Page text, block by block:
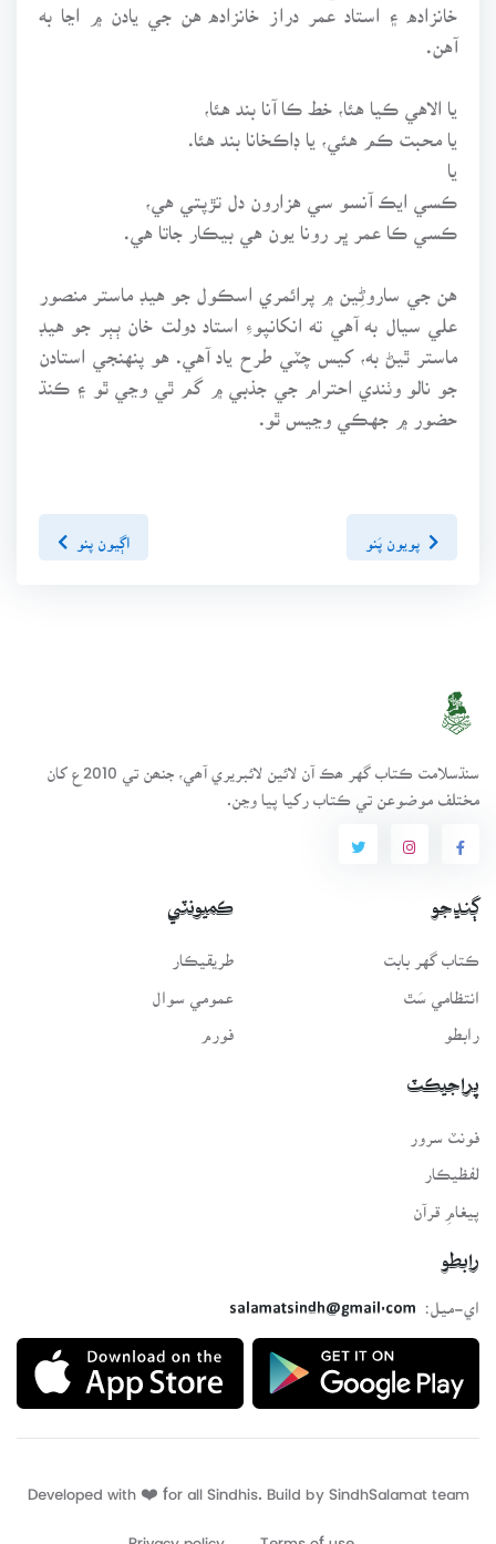
خانزاده ۽ استاد عمر دراز خانزاده هن جي يادن ۾ اڃا به
آهن.
يا الاهي ڪيا هئا، خط ڪا آنا بند هئا،
يا محبت ڪم هئي، يا ڊاڪخانا بند هئا.
يا
ڪسي ايڪ آنسو سي هزارون دل تڙپتي هي،
ڪسي ڪا عمر ڀر رونا يون هي بيڪار جاتا هي.
هن جي ساروڻِين ۾ پرائمري اسڪول جو هيڊ ماستر منصور
علي سيال به آهي ته انکانپوءِ استاد دولت خان ٻٻر جو هيڊ
ماستر ٿيڻ به، کيس چٽي طرح ياد آهي. هو پنهنجي استادن
جو نالو وٺندي احترام جي جذبي ۾ گم ٿي وڃي ٿو ۽ ڪنڌ
حضور ۾ جهڪي وڃيس ٿو.
پويون پَنو اڳيون پنو
سنڌسلامت ڪتاب گهر ھڪ آن لائين لائبريري آھي، جنھن تي 2010ع کان
مختلف موضوعن تي ڪتاب رکيا پيا وڃن.
ڳنڍجو
ڪتاب گهر بابت
انتظامي سَٿ
رابطو
ڪميونٽي
طريقيڪار
عمومي سوال
فورم
پراجيڪٽ
لفظيڪار
پيغامِ قرآن
رابطو
اي-ميل:
salamatsindh@gmail.com
Developed with ❤️ for all Sindhis. Build by
Terms of use